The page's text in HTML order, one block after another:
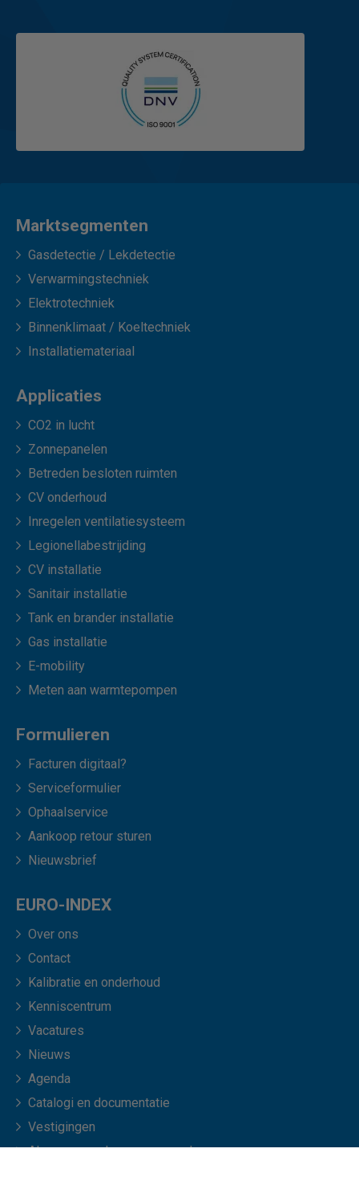
Marktsegmenten
Gasdetectie / Lekdetectie
Verwarmingstechniek
Elektrotechniek
Binnenklimaat / Koeltechniek
Installatiemateriaal
Applicaties
CO2 in lucht
Zonnepanelen
Betreden besloten ruimten
CV onderhoud
Inregelen ventilatiesysteem
Legionellabestrijding
CV installatie
Sanitair installatie
Tank en brander installatie
Gas installatie
E-mobility
Meten aan warmtepompen
Formulieren
Facturen digitaal?
Serviceformulier
Ophaalservice
Aankoop retour sturen
Nieuwsbrief
EURO-INDEX
Over ons
Contact
Kalibratie en onderhoud
Kenniscentrum
Vacatures
Nieuws
Agenda
Catalogi en documentatie
Vestigingen
Algemene verkoopvoorwaarden